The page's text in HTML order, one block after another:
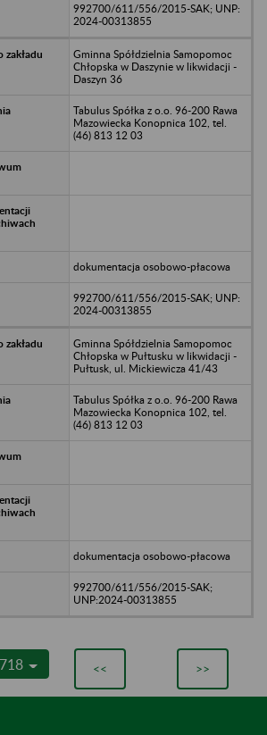
992700/611/556/2015-SAK; UNP:
2024-00313855
Gminna Spółdzielnia Samopomoc
Chłopska w Daszynie w likwidacji -
Daszyn 36
Tabulus Spółka z o.o. 96-200 Rawa
Mazowiecka Konopnica 102, tel.
(46) 813 12 03
dokumentacja osobowo-płacowa
992700/611/556/2015-SAK; UNP:
2024-00313855
Gminna Spółdzielnia Samopomoc
Chłopska w Pułtusku w likwidacji -
Pułtusk, ul. Mickiewicza 41/43
Tabulus Spółka z o.o. 96-200 Rawa
Mazowiecka Konopnica 102, tel.
(46) 813 12 03
dokumentacja osobowo-płacowa
992700/611/556/2015-SAK;
UNP:2024-00313855
<< >>